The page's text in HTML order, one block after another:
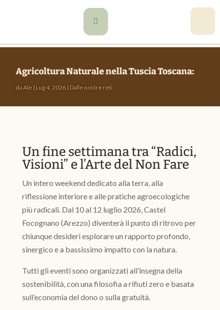

Agricoltura Naturale nella Tuscia Toscana:
da Ale | Lug 4, 2026 | Dalle nostre reti
Un fine settimana tra “Radici,
Visioni” e l’Arte del Non Fare
Un intero weekend dedicato alla terra, alla
riflessione interiore e alle pratiche agroecologiche
più radicali. Dal 10 al 12 luglio 2026, Castel
Focognano (Arezzo) diventerà il punto di ritrovo per
chiunque desideri esplorare un rapporto profondo,
sinergico e a bassissimo impatto con la natura.
Tutti gli eventi sono organizzati all’insegna della
sostenibilità, con una filosofia a rifiuti zero e basata
sull’economia del dono o sulla gratuità.